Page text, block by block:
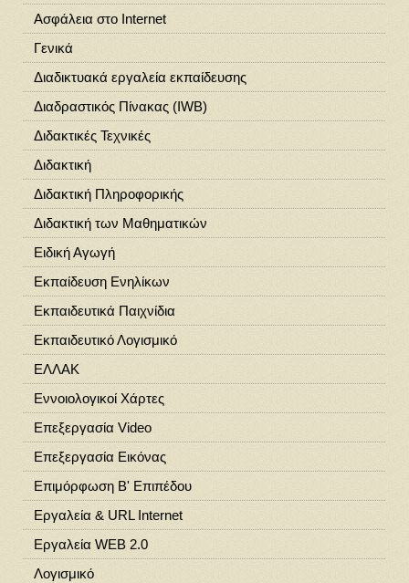
Ασφάλεια στο Ιnternet
Γενικά
Διαδικτυακά εργαλεία εκπαίδευσης
Διαδραστικός Πίνακας (IWB)
Διδακτικές Τεχνικές
Διδακτική
Διδακτική Πληροφορικής
Διδακτική των Μαθηματικών
Ειδική Αγωγή
Εκπαίδευση Ενηλίκων
Εκπαιδευτικά Παιχνίδια
Εκπαιδευτικό Λογισμικό
ΕΛΛΑΚ
Εννοιολογικοί Χάρτες
Επεξεργασία Video
Επεξεργασία Εικόνας
Επιμόρφωση Β' Επιπέδου
Εργαλεία & URL Internet
Εργαλεία WEB 2.0
Λογισμικό